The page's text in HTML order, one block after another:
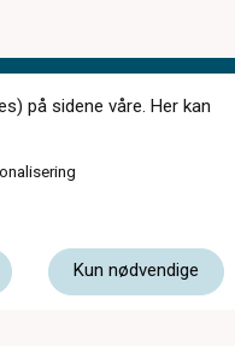
på sidene våre. Her kan
Kun nødvendige